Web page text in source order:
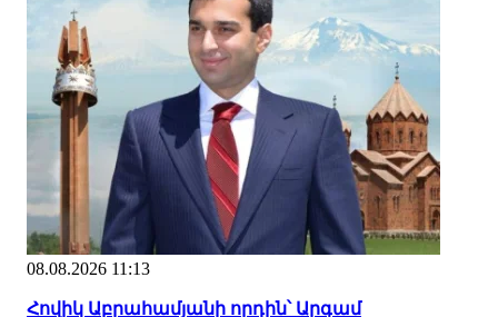
08.08.2026 11:13
Հովիկ Աբրահամյանի որդին՝ Արգամ